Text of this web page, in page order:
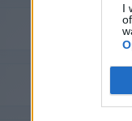
I